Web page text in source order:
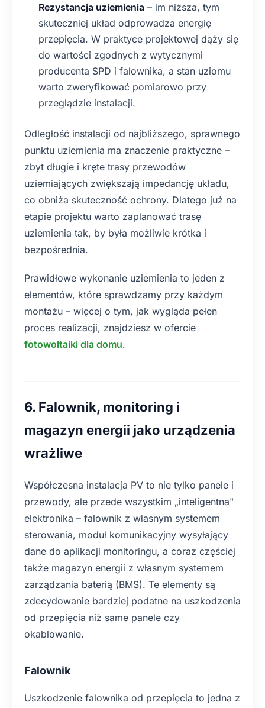
Rezystancja uziemienia – im niższa, tym
skuteczniej układ odprowadza energię
przepięcia. W praktyce projektowej dąży się
do wartości zgodnych z wytycznymi
producenta SPD i falownika, a stan uziomu
warto zweryfikować pomiarowo przy
przeglądzie instalacji.
Odległość instalacji od najbliższego, sprawnego
punktu uziemienia ma znaczenie praktyczne –
zbyt długie i kręte trasy przewodów
uziemiających zwiększają impedancję układu,
co obniża skuteczność ochrony. Dlatego już na
etapie projektu warto zaplanować trasę
uziemienia tak, by była możliwie krótka i
bezpośrednia.
Prawidłowe wykonanie uziemienia to jeden z
elementów, które sprawdzamy przy każdym
montażu – więcej o tym, jak wygląda pełen
proces realizacji, znajdziesz w ofercie
fotowoltaiki dla domu.
6. Falownik, monitoring i
magazyn energii jako urządzenia
wrażliwe
Współczesna instalacja PV to nie tylko panele i
przewody, ale przede wszystkim „inteligentna"
elektronika – falownik z własnym systemem
sterowania, moduł komunikacyjny wysyłający
dane do aplikacji monitoringu, a coraz częściej
także magazyn energii z własnym systemem
zarządzania baterią (BMS). Te elementy są
zdecydowanie bardziej podatne na uszkodzenia
od przepięcia niż same panele czy
okablowanie.
Falownik
Uszkodzenie falownika od przepięcia to jedna z